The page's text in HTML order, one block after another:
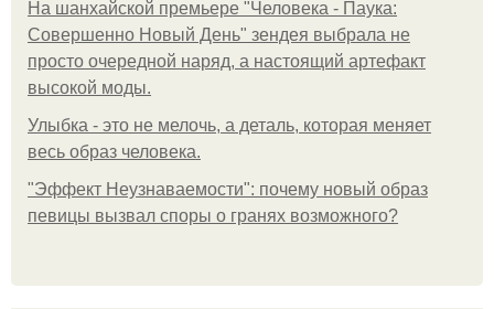
На шанхайской премьере "Человека - Паука:
Совершенно Новый День" зендея выбрала не
просто очередной наряд, а настоящий артефакт
высокой моды.
Улыбка - это не мелочь, а деталь, которая меняет
весь образ человека.
"Эффект Неузнаваемости": почему новый образ
певицы вызвал споры о гранях возможного?